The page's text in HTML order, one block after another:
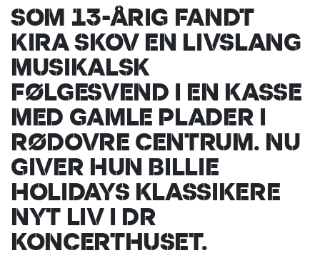
SOM 13-ÅRIG FANDT
KIRA SKOV EN LIVSLANG
MUSIKALSK
FØLGESVEND I EN KASSE
MED GAMLE PLADER I
RØDOVRE CENTRUM. NU
GIVER HUN BILLIE
HOLIDAYS KLASSIKERE
NYT LIV I DR
KONCERTHUSET.